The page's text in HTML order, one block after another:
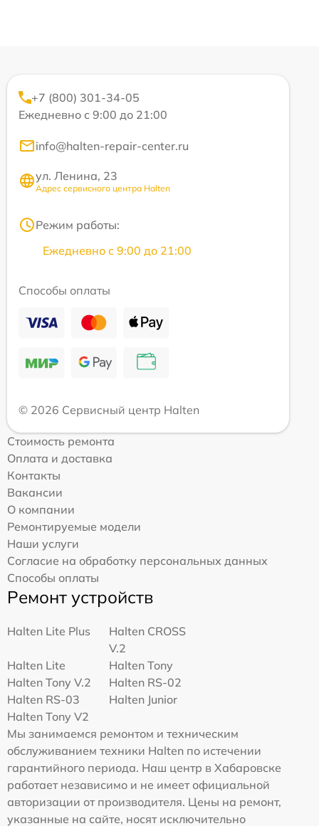
+7 (800) 301-34-05
Ежедневно с 9:00 до 21:00
info@halten-repair-center.ru
ул. Ленина, 23
Адрес сервисного центра Halten
Режим работы:
Ежедневно с 9:00 до 21:00
Способы оплаты
© 2026 Сервисный центр Halten
Стоимость ремонта
Оплата и доставка
Контакты
Вакансии
О компании
Ремонтируемые модели
Наши услуги
Согласие на обработку персональных данных
Способы оплаты
Ремонт устройств
Halten Lite Plus
Halten CROSS
V.2
Halten Lite
Halten Tony
Halten Tony V.2
Halten RS-02
Halten RS-03
Halten Junior
Halten Tony V2
Мы занимаемся ремонтом и техническим
обслуживанием техники Halten по истечении
гарантийного периода. Наш центр в Хабаровске
работает независимо и не имеет официальной
авторизации от производителя. Цены на ремонт,
указанные на сайте, носят исключительно